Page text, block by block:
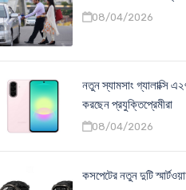
08/04/2026
নতুন স্যামসাং গ্যালাক্সি
করছেন প্রযুক্তিপ্রেমীরা
08/04/2026
কসপেটের নতুন দুটি